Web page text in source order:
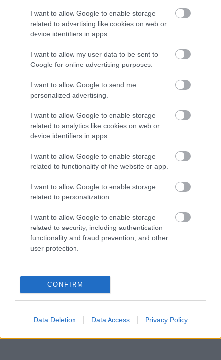
I want to allow Google to enable storage
related to advertising like cookies on web or
device identifiers in apps.
I want to allow my user data to be sent to
Google for online advertising purposes.
I want to allow Google to send me
personalized advertising.
I want to allow Google to enable storage
related to analytics like cookies on web or
device identifiers in apps.
I want to allow Google to enable storage
related to functionality of the website or app.
I want to allow Google to enable storage
related to personalization.
I want to allow Google to enable storage
related to security, including authentication
functionality and fraud prevention, and other
user protection.
CONFIRM
Data Deletion Data Access Privacy Policy